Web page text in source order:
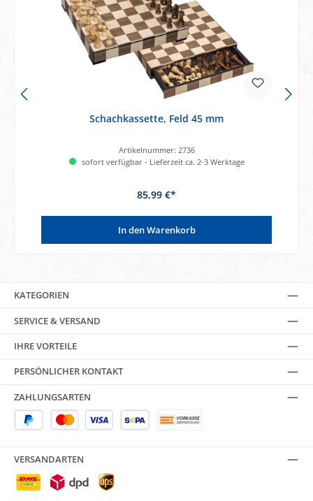
Schachkassette, Feld 45 mm
Artikelnummer: 2736
sofort verfügbar - Lieferzeit ca. 2-3 Werktage
85,99 €*
In den Warenkorb
KATEGORIEN
SERVICE & VERSAND
IHRE VORTEILE
PERSÖNLICHER KONTAKT
ZAHLUNGSARTEN
VERSANDARTEN